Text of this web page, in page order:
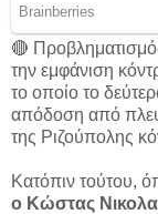
🔴
την εμφάνιση
το οποίο το
απόδοση από
της Ριζούπολης
Κατόπιν τούτου,
ο Κώστας